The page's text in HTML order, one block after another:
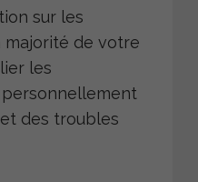
sur les
majorité de votre
les
personnellement
des troubles